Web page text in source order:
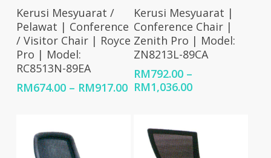
Select Options
Kerusi Mesyuarat /
Pelawat | Conference
/ Visitor Chair | Royce
Pro | Model:
RC8513N-89EA
RM674.00 – RM917.00Price
through
RM917.00
Select Options
Kerusi Mesyuarat |
Conference Chair |
Zenith Pro | Model:
ZN8213L-89CA
RM792.00 –
RM1,036.00Price
RM1,036.00